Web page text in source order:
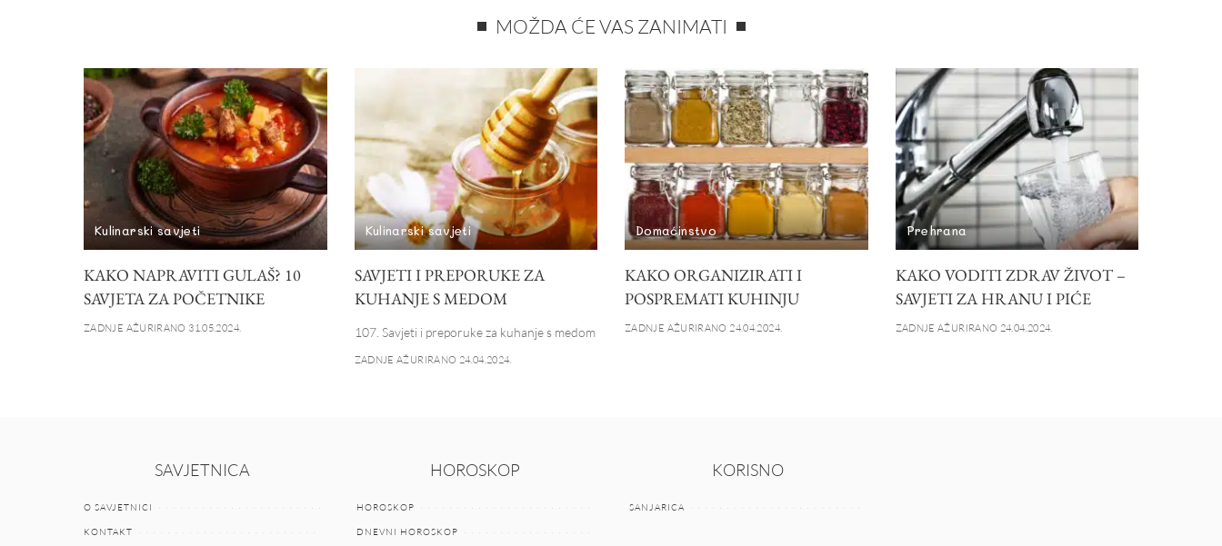
MOŽDA ĆE VAS ZANIMATI
Kulinarski savjeti
KAKO NAPRAVITI GULAŠ? 10
SAVJETA ZA POČETNIKE
ZADNJE AŽURIRANO 31.05.2024.
Kulinarski savjeti
SAVJETI I PREPORUKE ZA
KUHANJE S MEDOM
107. Savjeti i preporuke za kuhanje s medom
ZADNJE AŽURIRANO 24.04.2024.
Domaćinstvo
KAKO ORGANIZIRATI I
POSPREMATI KUHINJU
ZADNJE AŽURIRANO 24.04.2024.
Prehrana
KAKO VODITI ZDRAV ŽIVOT –
SAVJETI ZA HRANU I PIĆE
ZADNJE AŽURIRANO 24.04.2024.
SAVJETNICA
O SAVJETNICI
KONTAKT
HOROSKOP
HOROSKOP
DNEVNI HOROSKOP
KORISNO
SANJARICA